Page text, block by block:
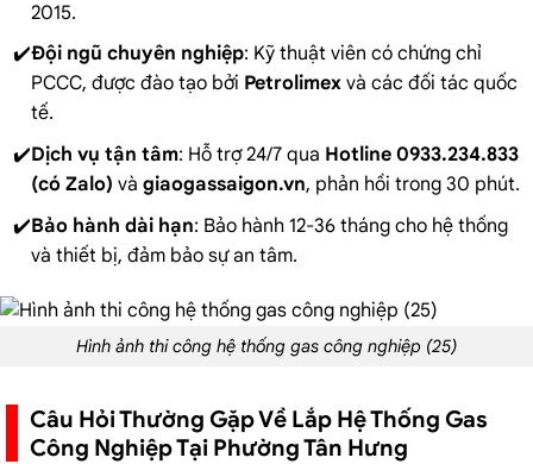
2015.
Đội ngũ chuyên nghiệp: Kỹ thuật viên có chứng chỉ
PCCC, được đào tạo bởi Petrolimexvà các đối tác quốc
tế.
Dịch vụ tận tâm: Hỗ trợ 24/7 qua Hotline 0933.234.833
(có Zalo) và giaogassaigon.vn, phản hồi trong 30 phút.
Bảo hành dài hạn: Bảo hành 12-36 tháng cho hệ thống
và thiết bị, đảm bảo sự an tâm.
Hình ảnh thi công hệ thống gas công nghiệp (25)
Câu Hỏi Thường Gặp Về Lắp Hệ Thống Gas
Công Nghiệp Tại Phường Tân Hưng